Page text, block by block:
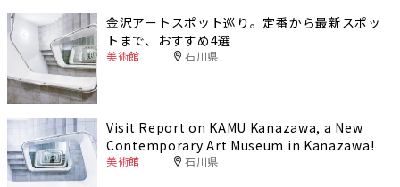
金沢アートスポット巡り。定番から最新スポッ
トまで、おすすめ4選
美術館 石川県
Visit Report on KAMU Kanazawa, a New
Contemporary Art Museum in Kanazawa!
美術館 石川県